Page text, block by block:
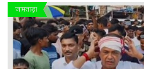
जामताड़ा